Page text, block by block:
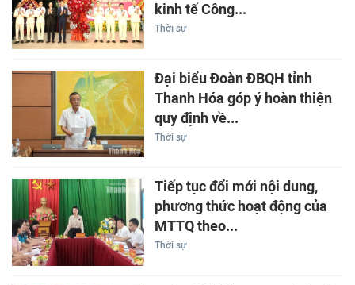
kinh tế Công...
Thời sự
Đại biểu Đoàn ĐBQH tỉnh
Thanh Hóa góp ý hoàn thiện
quy định về...
Thời sự
Tiếp tục đổi mới nội dung,
phương thức hoạt động của
MTTQ theo...
Thời sự